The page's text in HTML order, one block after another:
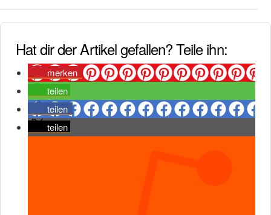
Hat dir der Artikel gefallen? Teile ihn:
merken
teilen
teilen
teilen